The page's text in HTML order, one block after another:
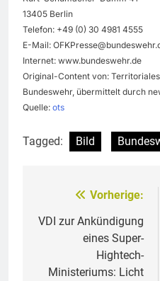
13405 Berlin
Telefon: +49 (0) 30 4981 4555
E-Mail:
Internet: www.bundeswehr.de
Original-Content von:
Bundeswehr, übermittelt durch
Quelle: ots
Tagged: Bild
Vorherige:
VDI zur Ankündigung
eines Super-
Hightech-
Ministeriums: Licht